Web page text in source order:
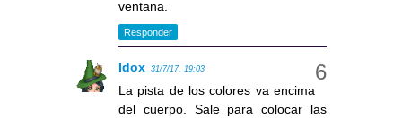
ventana.
Responder
Idox 31/7/17, 19:03
La pista de los colores va encima
del cuerpo. Sale para colocar las